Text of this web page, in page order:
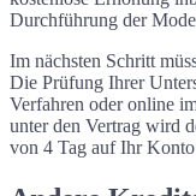
Durchführung der
Im nächsten Schritt
Die Prüfung Ihrer
Verfahren oder online
unter den Vertrag wird
von 4 Tag auf Ihr